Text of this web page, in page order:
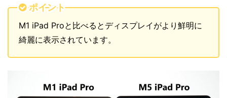
ポイント
M1 iPad Proと比べるとディスプレイがより鮮明に
綺麗に表示されています。